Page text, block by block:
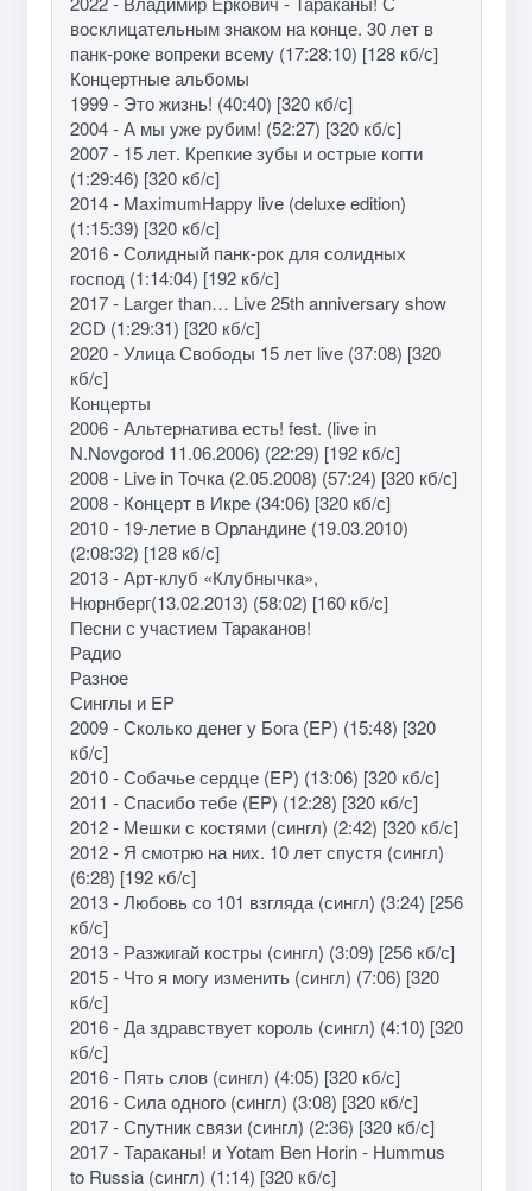
восклицательным знаком на конце. 30 лет в
панк-роке вопреки всему (17:28:10) [128 кб/с]
Концертные альбомы
1999 - Это жизнь! (40:40) [320 кб/с]
2004 - А мы уже рубим! (52:27) [320 кб/с]
2007 - 15 лет. Крепкие зубы и острые когти
(1:29:46) [320 кб/с]
2014 - MaximumHappy live (deluxe edition)
(1:15:39) [320 кб/с]
2016 - Солидный панк-рок для солидных
господ (1:14:04) [192 кб/с]
2017 - Larger than… Live 25th anniversary show
2CD (1:29:31) [320 кб/с]
2020 - Улица Свободы 15 лет live (37:08) [320
кб/с]
Концерты
2006 - Альтернатива есть! fest. (live in
N.Novgorod 11.06.2006) (22:29) [192 кб/с]
2008 - Live in Точка (2.05.2008) (57:24) [320 кб/с]
2008 - Концерт в Икре (34:06) [320 кб/с]
2010 - 19-летие в Орландине (19.03.2010)
(2:08:32) [128 кб/с]
2013 - Арт-клуб «Клубнычка»,
Нюрнберг(13.02.2013) (58:02) [160 кб/с]
Песни с участием Тараканов!
Радио
Разное
Синглы и EP
2009 - Сколько денег у Бога (EP) (15:48) [320
кб/с]
2010 - Собачье сердце (EP) (13:06) [320 кб/с]
2011 - Спасибо тебе (EP) (12:28) [320 кб/с]
2012 - Мешки с костями (сингл) (2:42) [320 кб/с]
2012 - Я смотрю на них. 10 лет спустя (сингл)
(6:28) [192 кб/с]
2013 - Любовь со 101 взгляда (сингл) (3:24) [256
кб/с]
2013 - Разжигай костры (сингл) (3:09) [256 кб/с]
2015 - Что я могу изменить (сингл) (7:06) [320
кб/с]
2016 - Да здравствует король (сингл) (4:10) [320
кб/с]
2016 - Пять слов (сингл) (4:05) [320 кб/с]
2016 - Сила одного (сингл) (3:08) [320 кб/с]
2017 - Спутник связи (сингл) (2:36) [320 кб/с]
2017 - Тараканы! и Yotam Ben Horin - Hummus
to Russia (сингл) (1:14) [320 кб/с]